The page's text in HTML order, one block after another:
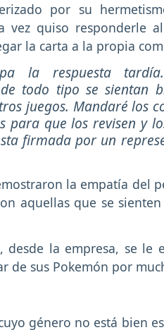
por su
vez quiso responderle
la carta a la propia
la respuesta
todo tipo se sientan
juegos. Mandaré los
para que los revisen y
firmada por un
la empatía del
aquellas que se
la empresa, se le
de sus Pokemón por
género no está bien